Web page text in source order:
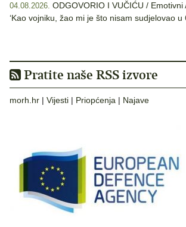
04.08.2026. ODGOVORIO I VUČIĆU / Emotivni
‘Kao vojniku, žao mi je što nisam sudjelovao u
Pratite naše RSS izvore
morh.hr | Vijesti | Priopćenja | Najave